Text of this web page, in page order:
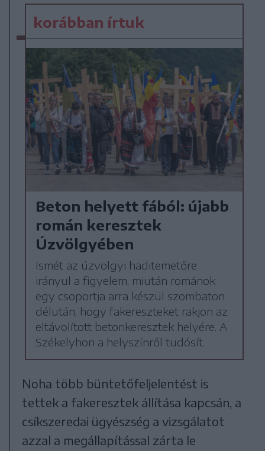
korábban írtuk
Beton helyett fából: újabb
román keresztek
Úzvölgyében
Ismét az úzvölgyi haditemetőre
irányul a figyelem, miután románok
egy csoportja arra készül szombaton
délután, hogy fakereszteket rakjon az
eltávolított betonkeresztek helyére. A
Székelyhon a helyszínről tudósít.
Noha több büntetőfeljelentést is
tettek a fakeresztek állítása kapcsán, a
csíkszeredai ügyészség a vizsgálatot
azzal a megállapítással zárta le